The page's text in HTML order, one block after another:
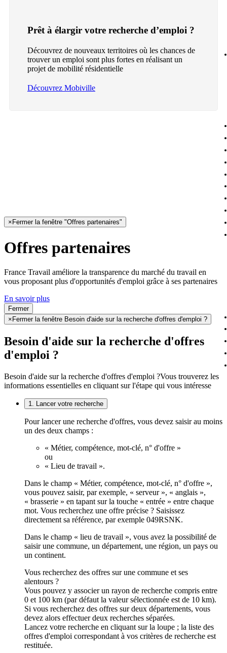
Prêt à élargir votre recherche d’emploi ?
Découvrez de nouveaux territoires où les chances de
trouver un emploi sont plus fortes en réalisant un
projet de mobilité résidentielle
Découvrez Mobiville
× Fermer la fenêtre "Offres partenaires"
Offres partenaires
France Travail améliore la transparence du marché du travail en
vous proposant plus d'opportunités d'emploi grâce à ses partenaires
En savoir plus
Fermer
× Fermer la fenêtre Besoin d'aide sur la recherche d'offres d'emploi ?
Besoin d'aide sur la recherche d'offres
d'emploi ?
Besoin d'aide sur la recherche d'offres d'emploi ?Vous trouverez les
informations essentielles en cliquant sur l'étape qui vous intéresse
1. Lancer votre recherche
Pour lancer une recherche d'offres, vous devez saisir au moins
un des deux champs :
« Métier, compétence, mot-clé, n° d'offre »
ou
« Lieu de travail ».
Dans le champ « Métier, compétence, mot-clé, n° d'offre »,
vous pouvez saisir, par exemple, « serveur », « anglais »,
« brasserie » en tapant sur la touche « entrée » entre chaque
mot. Vous recherchez une offre précise ? Saisissez
directement sa référence, par exemple 049RSNK.
Dans le champ « lieu de travail », vous avez la possibilité de
saisir une commune, un département, une région, un pays ou
un continent.
Vous recherchez des offres sur une commune et ses
alentours ?
Vous pouvez y associer un rayon de recherche compris entre
0 et 100 km (par défaut la valeur sélectionnée est de 10 km).
Si vous recherchez des offres sur deux départements, vous
devez alors effectuer deux recherches séparées.
Lancez votre recherche en cliquant sur la loupe ; la liste des
offres d'emploi correspondant à vos critères de recherche est
restituée.